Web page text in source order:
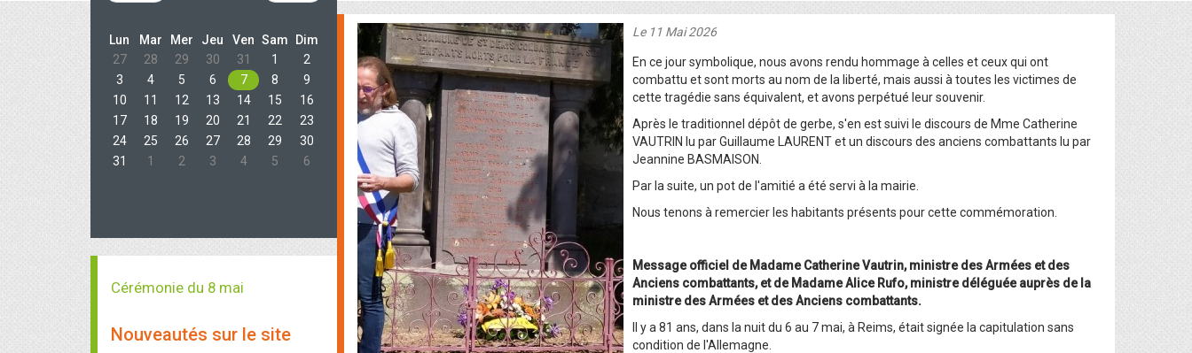
Le 11 Mai 2026
En ce jour symbolique, nous avons rendu hommage à celles et ceux qui ont
combattu et sont morts au nom de la liberté, mais aussi à toutes les victimes de
cette tragédie sans équivalent, et avons perpétué leur souvenir.
Après le traditionnel dépôt de gerbe, s'en est suivi le discours de Mme Catherine
VAUTRIN lu par Guillaume LAURENT et un discours des anciens combattants lu par
Jeannine BASMAISON.
Par la suite, un pot de l'amitié a été servi à la mairie.
Nous tenons à remercier les habitants présents pour cette commémoration.
Message officiel de Madame Catherine Vautrin, ministre des Armées et des
Anciens combattants, et de Madame Alice Rufo, ministre déléguée auprès de la
ministre des Armées et des Anciens combattants.
Il y a 81 ans, dans la nuit du 6 au 7 mai, à Reims, était signée la capitulation sans
condition de l'Allemagne.
Lun Mar Mer Jeu Ven Sam
Dim
27
28 29 30 31 1
2
3
4 5 6 7 8
9
10
11 12 13 14 15
16
17
18 19 20 21 22
23
24
25 26 27 28 29
30
31
1 2 3 4 5 6
Cérémonie du 8 mai
Nouveautés sur le site